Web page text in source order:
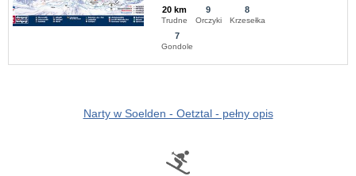
20 km
Trudne
9
Orczyki
8
Krzesełka
7
Gondole
Narty w Soelden - Oetztal - pełny opis